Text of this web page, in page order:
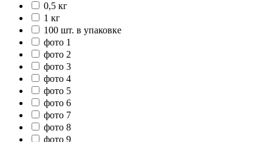
0,5 кг
1 кг
100 шт. в упаковке
фото 1
фото 2
фото 3
фото 4
фото 5
фото 6
фото 7
фото 8
фото 9